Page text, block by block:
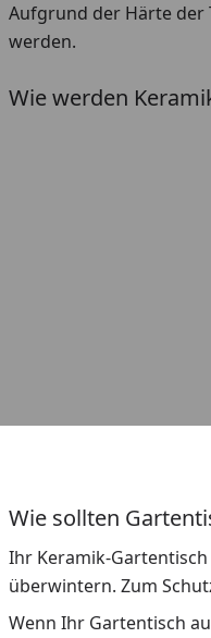
Aufgrund der Härte der
werden.
Wie werden
Wie sollten
Ihr Keramik-
überwintern. Zum
Wenn Ihr Gartentisch